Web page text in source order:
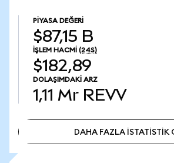
PIYASA DEĞERI
$87,15 B
İŞLEM HACMI (24S)
$182,89
DOLAŞIMDAKI ARZ
1,11 Mr REVV
DAHA FAZLA İSTATİSTİK